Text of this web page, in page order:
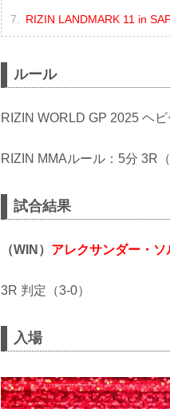
RIZIN LANDMARK 11 in
ルール
RIZIN WORLD GP 2025 ヘ
RIZIN MMAルール：5分 3R（
試合結果
（WIN） アレクサンダー・ソ
3R 判定（3-0）
入場